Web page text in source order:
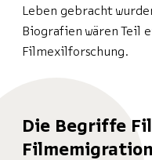
Leben gebracht
Biografien wären Teil
Filmexilforschung.
Die Begriffe